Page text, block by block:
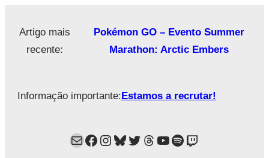
paraArtigo mais
recente:
Pokémon GO – Evento Summer
Marathon: Arctic Embers
Informação importante:Estamos a recrutar!
MailFacebook
Instagram
Bluesky
Twitter
Estamos no Threads!
YouTube
Spotify
Twitch